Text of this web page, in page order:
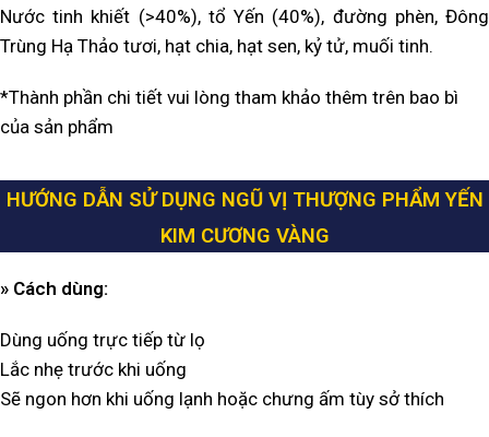
Nước tinh khiết (>40%), tổ Yến (40%), đường phèn, Đông
Trùng Hạ Thảo tươi, hạt chia, hạt sen, kỷ tử, muối tinh.
*Thành phần chi tiết vui lòng tham khảo thêm trên bao bì
của sản phẩm
HƯỚNG DẪN SỬ DỤNG NGŨ VỊ THƯỢNG PHẨM YẾN
KIM CƯƠNG VÀNG
» Cách dùng:
Dùng uống trực tiếp từ lọ
Lắc nhẹ trước khi uống
Sẽ ngon hơn khi uống lạnh hoặc chưng ấm tùy sở thích